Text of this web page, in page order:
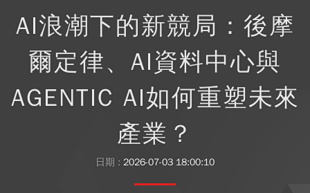
AI浪潮下的新競局：後摩
爾定律、AI資料中心與
AGENTIC AI如何重塑未來
產業？
日期 : 2026-07-03 18:00:10